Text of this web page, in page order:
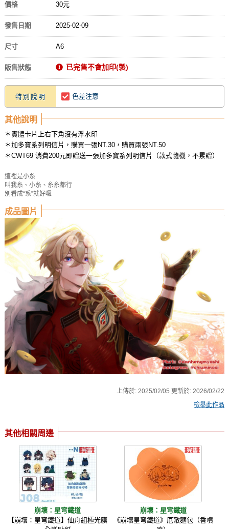
價格 30元
發售日期 2025-02-09
尺寸 A6
販售狀態 已完售不會加印(製)
特別說明 色差注意
其他說明
＊實體卡片上右下角沒有浮水印
＊加多寶系列明信片，購買一張NT.30，購買兩張NT.50
＊CWT69 消費200元即贈送一張加多寶系列明信片（款式隨機，不累贈）
這裡是小糸
叫我糸、小糸、糸糸都行
別看成“系”就好囉
成品圖片
上傳於:2025/02/05 更新於:2026/02/22
檢舉此作品
其他相關周邊
崩壞：星穹鐵道
【崩壞：星穹鐵道】仙舟組極光膜
崩壞：星穹鐵道
《崩壞星穹鐵道》厄敵麵包（香噴